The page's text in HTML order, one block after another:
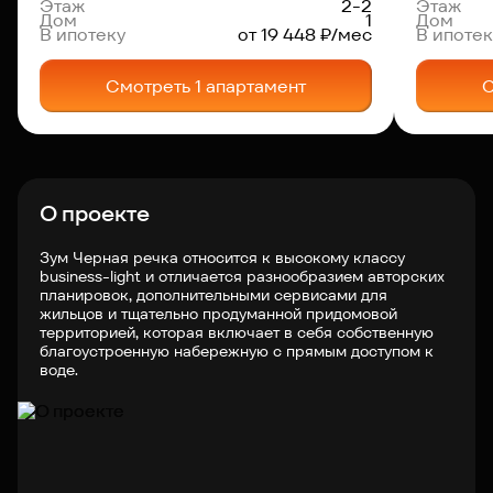
О проекте
Зум Черная речка относится к высокому классу
business-light и отличается разнообразием авторских
планировок, дополнительными сервисами для
жильцов и тщательно продуманной придомовой
территорией, которая включает в себя собственную
благоустроенную набережную с прямым доступом к
воде.
Этаж 2-2
Дом 1
В ипотеку от 19 448 ₽/мес
Смотреть 1 апартамент
Этаж
Дом
В